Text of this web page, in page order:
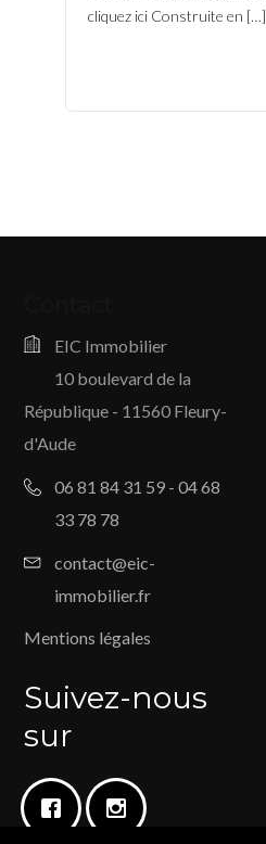
cliquez ici Construite en […]
EIC Immobilier
10 boulevard de la
République - 11560 Fleury-
d'Aude
06 81 84 31 59 - 04 68
33 78 78
contact@eic-
immobilier.fr
Mentions légales
Suivez-nous
sur